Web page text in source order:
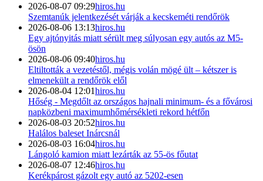
2026-08-07 09:29hiros.hu
Szemtanúk jelentkezését várják a kecskeméti rendőrök
2026-08-06 13:13hiros.hu
Egy ajtónyitás miatt sérült meg súlyosan egy autós az M5-
ösön
2026-08-06 09:40hiros.hu
Eltiltották a vezetéstől, mégis volán mögé ült – kétszer is
elmenekült a rendőrök elől
2026-08-04 12:01hiros.hu
Hőség - Megdőlt az országos hajnali minimum- és a fővárosi
napközbeni maximumhőmérsékleti rekord hétfőn
2026-08-03 20:52hiros.hu
Halálos baleset Inárcsnál
2026-08-03 16:04hiros.hu
Lángoló kamion miatt lezárták az 55-ös főutat
2026-08-07 12:46hiros.hu
Kerékpárost gázolt egy autó az 5202-esen